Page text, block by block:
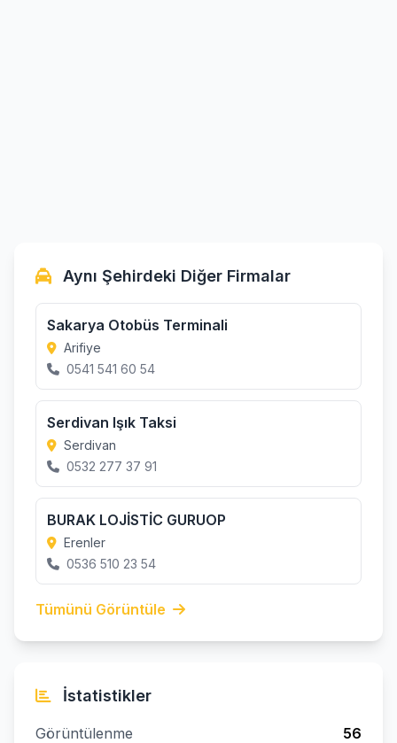
Aynı Şehirdeki Diğer Firmalar
Sakarya Otobüs Terminali
Arifiye
0541 541 60 54
Serdivan Işık Taksi
Serdivan
0532 277 37 91
BURAK LOJİSTİC GURUOP
Erenler
0536 510 23 54
Tümünü Görüntüle
İstatistikler
Görüntülenme
56